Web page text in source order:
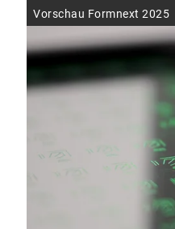
Vorschau Formnext 2025